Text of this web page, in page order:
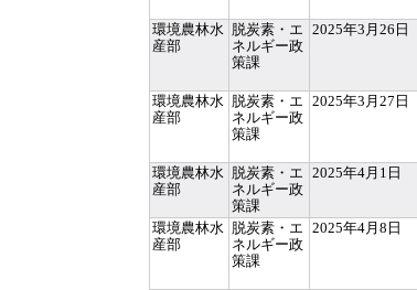
環境農林水
産部
脱炭素・エ
ネルギー政
策課
2025年3月26日
環境農林水
産部
脱炭素・エ
ネルギー政
策課
2025年3月27日
環境農林水
産部
脱炭素・エ
ネルギー政
策課
2025年4月1日
環境農林水
産部
脱炭素・エ
ネルギー政
策課
2025年4月8日